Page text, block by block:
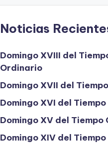
Noticias
Domingo XVIII del
Ordinario
Domingo XVII del
Domingo XVI del
Domingo XV del
Domingo XIV del